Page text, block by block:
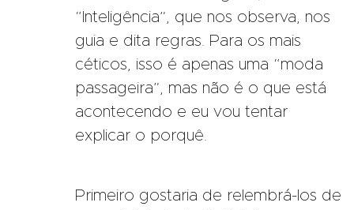
“Inteligência”, que nos observa, nos
guia e dita regras. Para os mais
céticos, isso é apenas uma “moda
passageira”, mas não é o que está
acontecendo e eu vou tentar
explicar o porquê.
Primeiro gostaria de relembrá-los de